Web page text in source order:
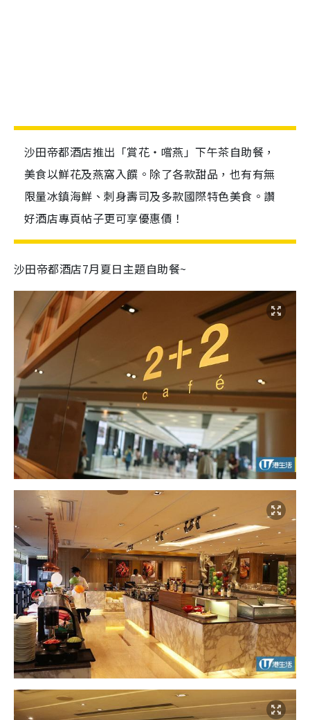
沙田帝都酒店推出「賞花‧嚐燕」下午茶自助餐，
美食以鮮花及燕窩入饌。除了各款甜品，也有有無
限量冰鎮海鮮、刺身壽司及多款國際特色美食。讚
好酒店專頁帖子更可享優惠價！
沙田帝都酒店7月夏日主題自助餐~